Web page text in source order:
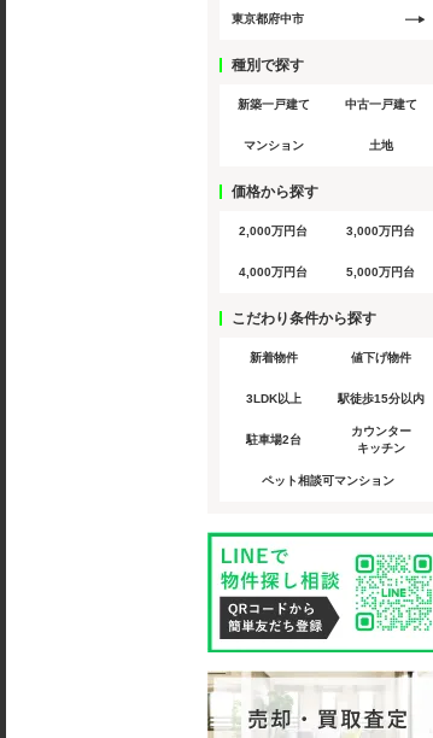
東京都府中市
種別で探す
新築一戸建て 中古一戸建て
マンション 土地
価格から探す
2,000万円台 3,000万円台
4,000万円台 5,000万円台
こだわり条件から探す
新着物件 値下げ物件
3LDK以上 駅徒歩15分以内
駐車場2台
カウンター
キッチン
ペット相談可マンション